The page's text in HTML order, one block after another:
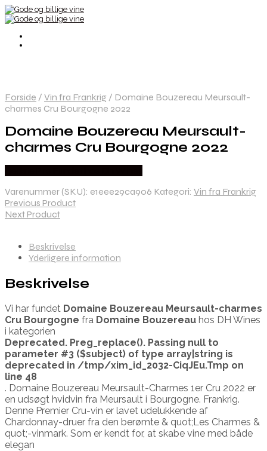
Forside / Vin fra Frankrig / Domaine Bouzereau Meursault-
charmes Cru Bourgogne 2022
Domaine Bouzereau Meursault-
charmes Cru Bourgogne 2022
Varenummer (SKU): e1eee29ca906 Kategori: Vin fra Frankrig
Previous Product
Next Product
Beskrivelse
Yderligere information
Beskrivelse
Vi har fundet Domaine Bouzereau Meursault-charmes
Cru Bourgogne fra Domaine Bouzereau hos DH Wines
i kategorien
Deprecated. Preg_replace(). Passing null to
parameter #3 ($subject) of type array|string is
deprecated in /tmp/xim_id_2032-CiqJEu.Tmp on
line 48
. Domaine Bouzereau Meursault-Charmes 1er Cru 2022 er
en udsøgt hvidvin fra Meursault i Bourgogne. Frankrig.
Denne Premier Cru-vin er lavet udelukkende af
Chardonnay-druer fra den berømte & quot;Les Charmes &
quot;-vinmark. Som er kendt for, at skabe vine med både
elegan